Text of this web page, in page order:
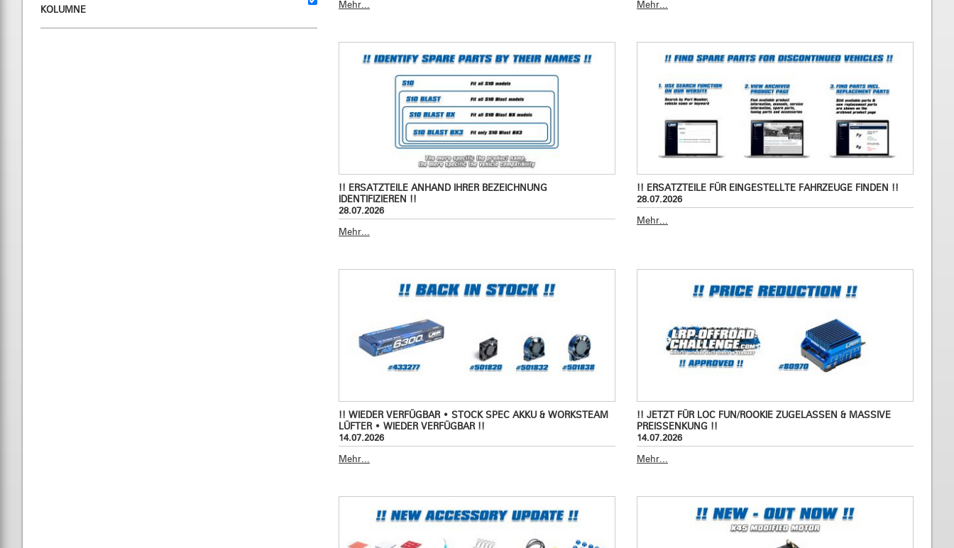
KOLUMNE
Mehr... Mehr...
!! ERSATZTEILE ANHAND IHRER BEZEICHNUNG
IDENTIFIZIEREN !!
28.07.2026
Mehr...
!! ERSATZTEILE FÜR EINGESTELLTE FAHRZEUGE FINDEN !!
28.07.2026
Mehr...
!! WIEDER VERFÜGBAR • STOCK SPEC AKKU & WORKSTEAM
LÜFTER • WIEDER VERFÜGBAR !!
14.07.2026
Mehr...
!! JETZT FÜR LOC FUN/ROOKIE ZUGELASSEN & MASSIVE
PREISSENKUNG !!
14.07.2026
Mehr...